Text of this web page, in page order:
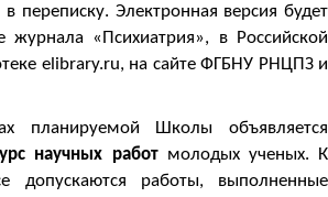
в переписку. Электронная версия будет
журнала «Психиатрия», в Российской
elibrary.ru, на сайте ФГБНУ РНЦПЗ и
Школы объявляется
научных работ молодых ученых. К
допускаются работы, выполненные